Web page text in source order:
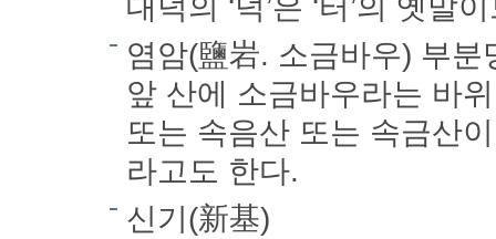
대덕의 ‘덕’은 ‘터’의 옛말
염암(鹽岩. 소금바우) 부
앞 산에 소금바우라는 바
또는 속음산 또는 속금산
라고도 한다.
신기(新基)